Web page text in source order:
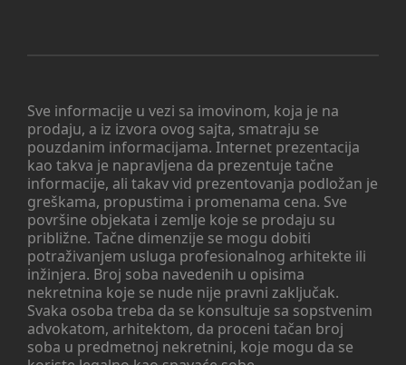
Sve informacije u vezi sa imovinom, koja je na
prodaju, a iz izvora ovog sajta, smatraju se
pouzdanim informacijama. Internet prezentacija
kao takva je napravljena da prezentuje tačne
informacije, ali takav vid prezentovanja podložan je
greškama, propustima i promenama cena. Sve
površine objekata i zemlje koje se prodaju su
približne. Tačne dimenzije se mogu dobiti
potraživanjem usluga profesionalnog arhitekte ili
inžinjera. Broj soba navedenih u opisima
nekretnina koje se nude nije pravni zaključak.
Svaka osoba treba da se konsultuje sa sopstvenim
advokatom, arhitektom, da proceni tačan broj
soba u predmetnoj nekretnini, koje mogu da se